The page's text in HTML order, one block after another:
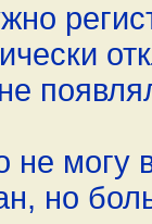
не могу
но